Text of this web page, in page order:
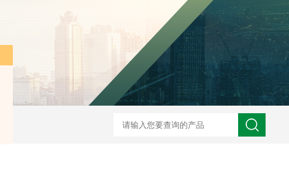
ZW2088卫生型压力变送器 ZW2088通用型压力变送器 ZW2088耐高